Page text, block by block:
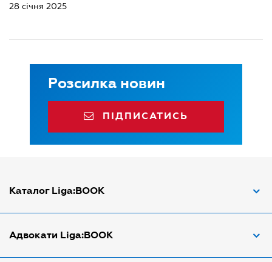
28 січня 2025
Розсилка новин
ПІДПИСАТИСЬ
Каталог Liga:BOOK
Адвокат по ДТП
Адвокати Liga:BOOK